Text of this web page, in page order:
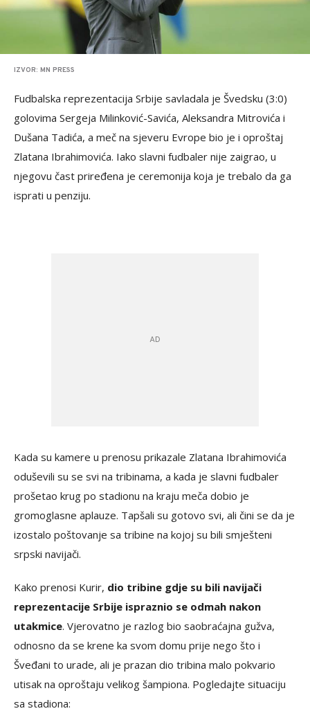
IZVOR: MN PRESS
Fudbalska reprezentacija Srbije savladala je Švedsku (3:0)
golovima Sergeja Milinković-Savića, Aleksandra Mitrovića i
Dušana Tadića, a meč na sjeveru Evrope bio je i oproštaj
Zlatana Ibrahimovića. Iako slavni fudbaler nije zaigrao, u
njegovu čast priređena je ceremonija koja je trebalo da ga
isprati u penziju.
Kada su kamere u prenosu prikazale Zlatana Ibrahimovića
oduševili su se svi na tribinama, a kada je slavni fudbaler
prošetao krug po stadionu na kraju meča dobio je
gromoglasne aplauze. Tapšali su gotovo svi, ali čini se da je
izostalo poštovanje sa tribine na kojoj su bili smješteni
srpski navijači.
Kako prenosi Kurir, dio tribine gdje su bili navijači
reprezentacije Srbije ispraznio se odmah nakon
utakmice. Vjerovatno je razlog bio saobraćajna gužva,
odnosno da se krene ka svom domu prije nego što i
Šveđani to urade, ali je prazan dio tribina malo pokvario
utisak na oproštaju velikog šampiona. Pogledajte situaciju
sa stadiona: